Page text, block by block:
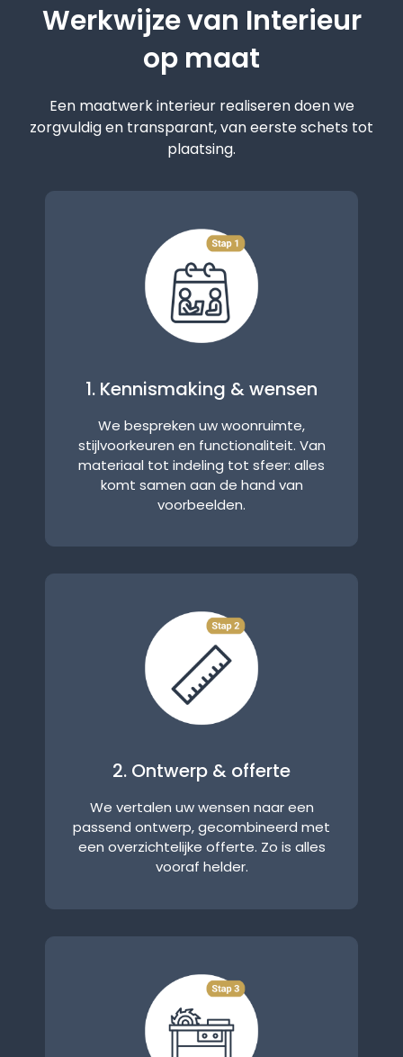
Werkwijze van Interieur
op maat
Een maatwerk interieur realiseren doen we
zorgvuldig en transparant, van eerste schets tot
plaatsing.
1. Kennismaking & wensen
We bespreken uw woonruimte,
stijlvoorkeuren en functionaliteit. Van
materiaal tot indeling tot sfeer: alles
komt samen aan de hand van
voorbeelden.
2. Ontwerp & offerte
We vertalen uw wensen naar een
passend ontwerp, gecombineerd met
een overzichtelijke offerte. Zo is alles
vooraf helder.